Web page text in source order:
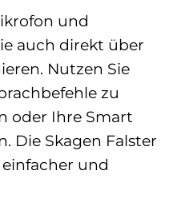
und
auch direkt über
Nutzen Sie
zu
oder Ihre Smart
Die Skagen Falster
und